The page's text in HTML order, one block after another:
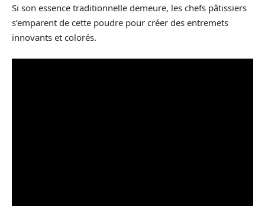
Si son essence traditionnelle demeure, les chefs pâtissiers
s’emparent de cette poudre pour créer des entremets
innovants et colorés.